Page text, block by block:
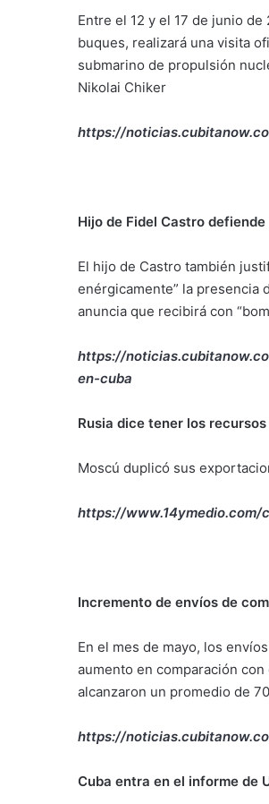
Entre el 12 y el 17 de junio
buques, realizará una visita
submarino de propulsión
Nikolai Chiker
https://
Hijo de Fidel Castro
El hijo de Castro también
enérgicamente” la presencia
anuncia que recibirá con
https://
en-cuba
Rusia dice tener los
Moscú duplicó sus
https://www.14ymedio.com/
Incremento de envíos de
En el mes de mayo, los
aumento en comparación
alcanzaron un promedio de
https://
Cuba entra en el informe de